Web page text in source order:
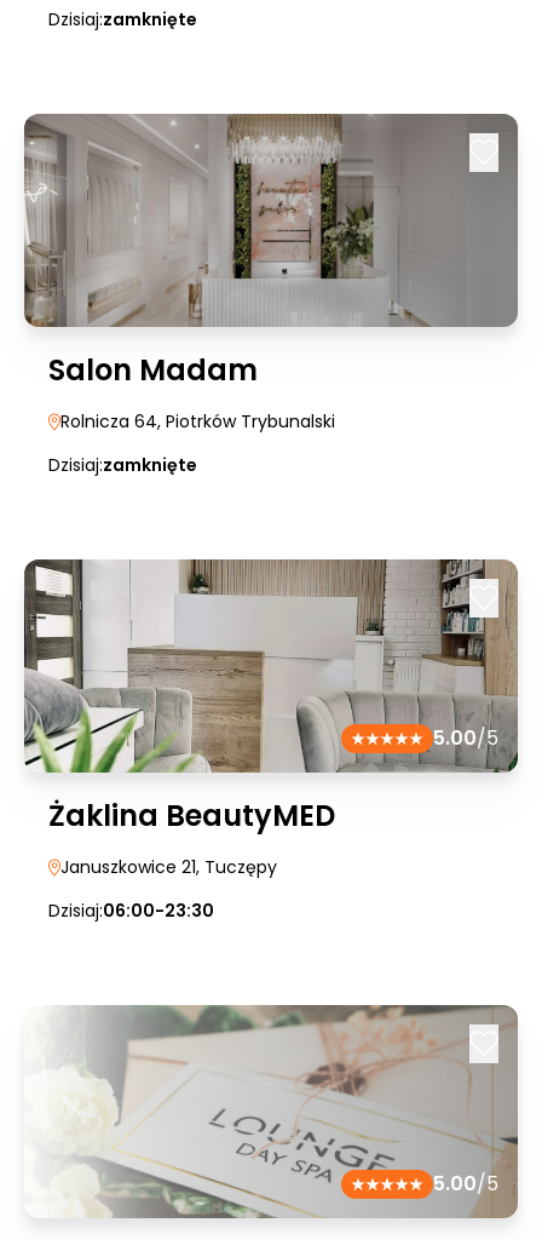
Dzisiaj:zamknięte
Salon Madam
Rolnicza 64, Piotrków Trybunalski
Dzisiaj:zamknięte
5.00/5
Żaklina BeautyMED
Januszkowice 21, Tuczępy
Dzisiaj:06:00-23:30
5.00/5